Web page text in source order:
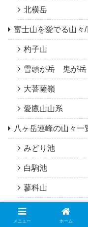
北横岳
富士山を愛でる山々
杓子山
雪頭が岳 鬼が岳
大菩薩嶺
愛鷹山山系
八ヶ岳連峰の山々一
みどり池
白駒池
蓼科山
横岳、硫黄岳
メニュー ホーム